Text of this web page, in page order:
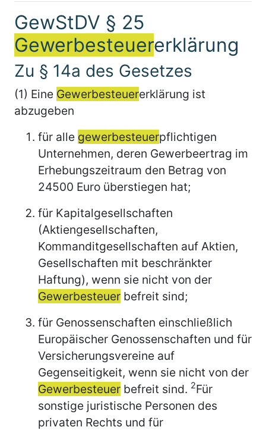
GewStDV § 25
Gewerbesteuererklärung
Zu § 14a des Gesetzes
(1) Eine Gewerbesteuererklärung ist
abzugeben
für alle gewerbesteuerpflichtigen
Unternehmen, deren Gewerbeertrag im
Erhebungszeitraum den Betrag von
24500 Euro überstiegen hat;
für Kapitalgesellschaften
(Aktiengesellschaften,
Kommanditgesellschaften auf Aktien,
Gesellschaften mit beschränkter
Haftung), wenn sie nicht von der
Gewerbesteuer befreit sind;
für Genossenschaften einschließlich
Europäischer Genossenschaften und für
Versicherungsvereine auf
Gegenseitigkeit, wenn sie nicht von der
Gewerbesteuer befreit sind. 2Für
sonstige juristische Personen des
privaten Rechts und für